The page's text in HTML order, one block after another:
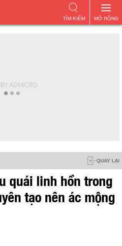
MỞ RỘNG
TÌM KIẾM
QUAY LẠI
quái linh hồn trong
tạo nên ác mộng